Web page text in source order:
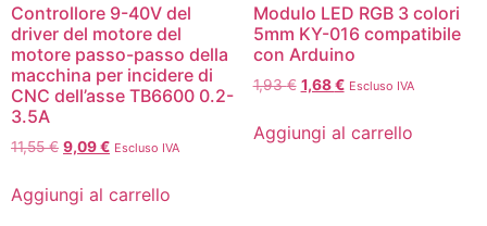
Controllore 9-40V del
driver del motore del
motore passo-passo della
macchina per incidere di
CNC dell’asse TB6600 0.2-
3.5A
11,55€ 9,09€ Escluso IVA
Aggiungi al carrello
Modulo LED RGB 3 colori
5mm KY-016 compatibile
con Arduino
1,93€ 1,68€ Escluso IVA
Aggiungi al carrello